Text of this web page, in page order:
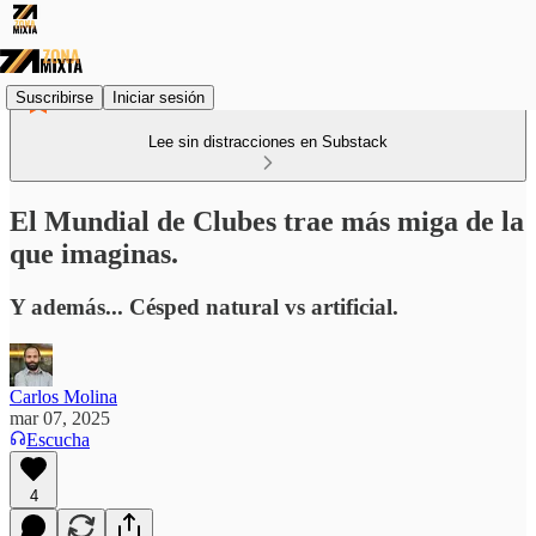
Suscribirse Iniciar sesión
Lee sin distracciones en Substack
El Mundial de Clubes trae más miga de la
que imaginas.
Y además... Césped natural vs artificial.
Carlos Molina
mar 07, 2025
Escucha
4